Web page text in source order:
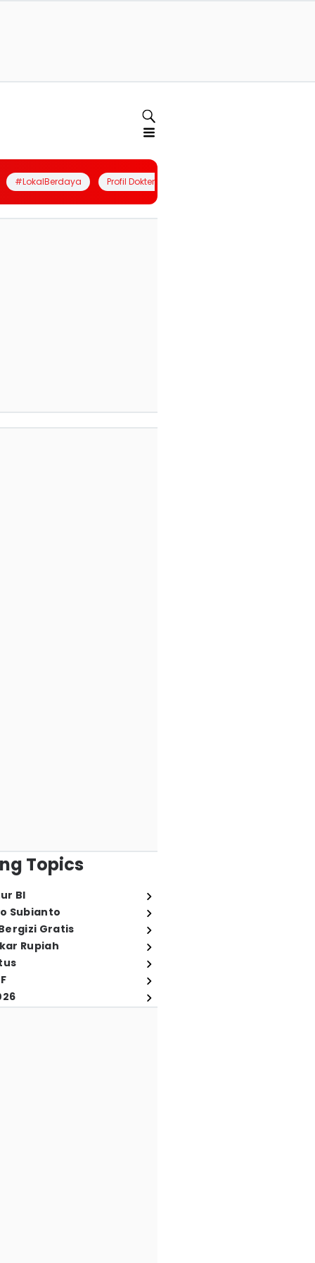
#LokalBerdaya Profil Dokter
Topics
BI
Subianto
Gratis
Rupiah